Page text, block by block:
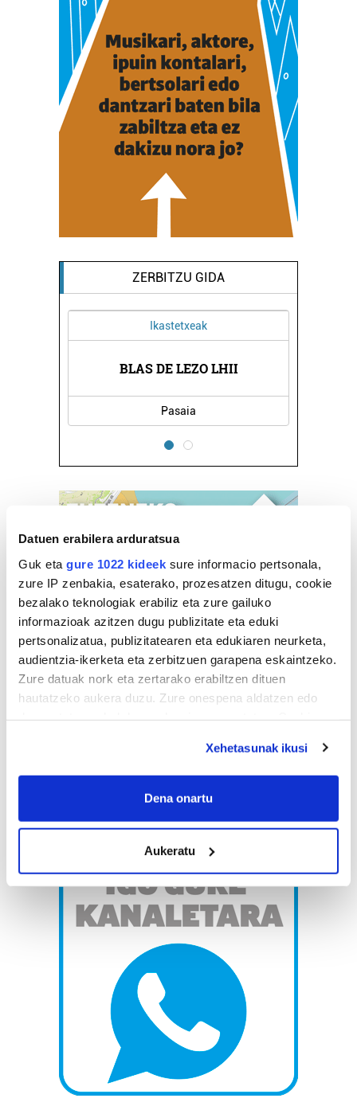
Datuen erabilera arduratsua
Guk eta gure 1022 kideek sure informacio pertsonala,
zure IP zenbakia, esaterako, prozesatzen ditugu, cookie
bezalako teknologiak erabiliz eta zure gailuko
informazioak azitzen dugu publizitate eta eduki
pertsonalizatua, publizitatearen eta edukiaren neurketa,
audientzia-ikerketa eta zerbitzuen garapena eskaintzeko.
Zure datuak nork eta zertarako erabiltzen dituen
hautatzeko aukera duzu. Zure onespena aldatzen edo
If you allow, we would also like to:
Collect information about your geographical
meters
Identify your device by actively scanning it for
specific characteristics (fingerprinting)
Find out more about how your personal data is processed
and set your preferences in thedetails section
Guk eta gure bazkideek zure datu pertsonalak
prozesatzen ditugu, zure IP zenbakia, besteak beste,
teknologia erabiliz, cookieak adibidez, iragarki eta eduki
pertsonalizatuak eskaintzeko, iragarkiak eta edukia
neurtzeko, jendeari buruzko informazioa biltzeko eta
produktuak garatzeko. Zure datuak nork eta zertarako
erabiltzen dituen hauta dezakezu.
Xehetasunak ikusi
Dena onartu
Aukeratu
ZERBITZU GIDA
Ikastetxeak
BLAS DE LEZO LHII
Pasaia